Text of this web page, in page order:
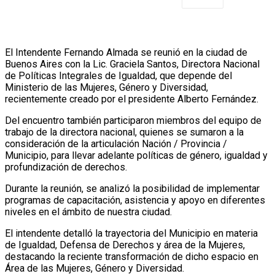
El Intendente Fernando Almada se reunió en la ciudad de
Buenos Aires con la Lic. Graciela Santos, Directora Nacional
de Políticas Integrales de Igualdad, que depende del
Ministerio de las Mujeres, Género y Diversidad,
recientemente creado por el presidente Alberto Fernández.
Del encuentro también participaron miembros del equipo de
trabajo de la directora nacional, quienes se sumaron a la
consideración de la articulación Nación / Provincia /
Municipio, para llevar adelante políticas de género, igualdad y
profundización de derechos.
Durante la reunión, se analizó la posibilidad de implementar
programas de capacitación, asistencia y apoyo en diferentes
niveles en el ámbito de nuestra ciudad.
El intendente detalló la trayectoria del Municipio en materia
de Igualdad, Defensa de Derechos y área de la Mujeres,
destacando la reciente transformación de dicho espacio en
Área de las Mujeres, Género y Diversidad.